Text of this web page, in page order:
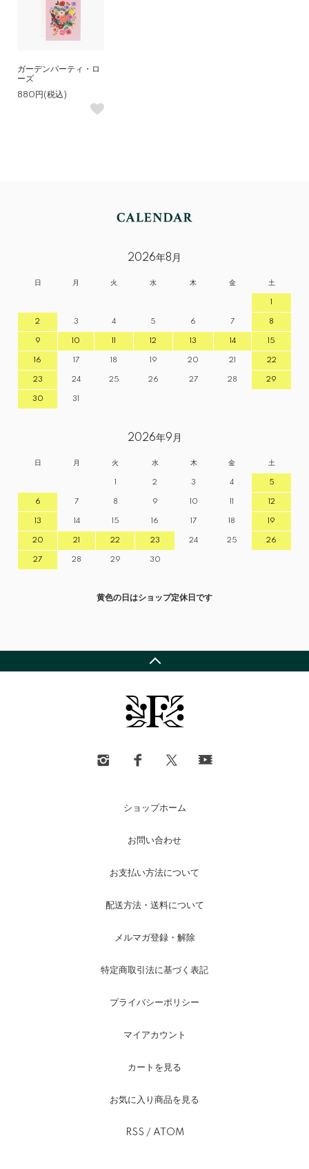
ガーデンパーティ・ロ
ーズ
880円(税込)
2026年8月
日 月 火 水 木 金 土
1
2 3 4 5 6 7 8
9 10 11 12 13 14 15
16 17 18 19 20 21 22
23 24 25 26 27 28 29
30 31
2026年9月
日 月 火 水 木 金 土
1 2 3 4 5
6 7 8 9 10 11 12
13 14 15 16 17 18 19
20 21 22 23 24 25 26
27 28 29 30
黄色の日はショップ定休日です
ショップホーム
お問い合わせ
お支払い方法について
配送方法・送料について
メルマガ登録・解除
特定商取引法に基づく表記
プライバシーポリシー
マイアカウント
カートを見る
お気に入り商品を見る
RSS / ATOM